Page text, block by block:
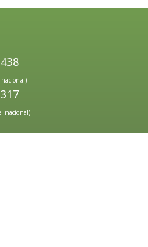
nacional)